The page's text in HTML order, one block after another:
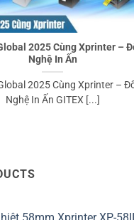
2025 Cùng Xprinter –
Nghệ In Ấn
2025 Cùng Xprinter –
Nghệ In Ấn GITEX [...]